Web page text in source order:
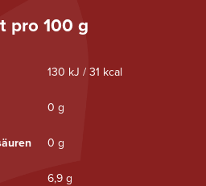
pro 100 g
130 kJ / 31 kcal
0 g
0 g
6,9 g